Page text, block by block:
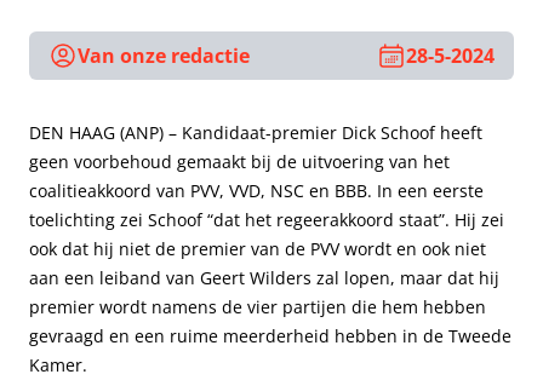
Van onze redactie 28-5-2024
DEN HAAG (ANP) – Kandidaat-premier Dick Schoof heeft
geen voorbehoud gemaakt bij de uitvoering van het
coalitieakkoord van PVV, VVD, NSC en BBB. In een eerste
toelichting zei Schoof “dat het regeerakkoord staat”. Hij zei
ook dat hij niet de premier van de PVV wordt en ook niet
aan een leiband van Geert Wilders zal lopen, maar dat hij
premier wordt namens de vier partijen die hem hebben
gevraagd en een ruime meerderheid hebben in de Tweede
Kamer.